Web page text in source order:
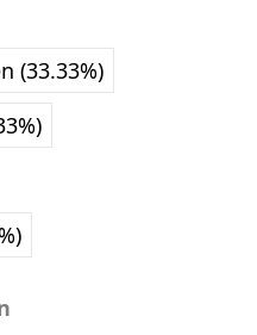
(33.33%)